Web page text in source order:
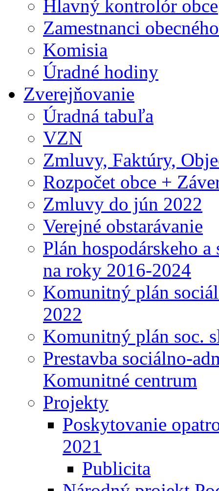
Hlavný kontrolór obce
Zamestnanci
Komisia
Úradné hodiny
Zverejňovanie
Úradná tabuľa
VZN
Zmluvy, Faktúry,
Rozpočet obce +
Zmluvy do jún 2022
Verejné obstarávanie
Plán hospodárskeho
na roky 2016-2024
Komunitný plán
2022
Komunitný plán soc.
Prestavba sociálno-
Komunitné centrum
Projekty
Poskytovanie
2021
Publicita